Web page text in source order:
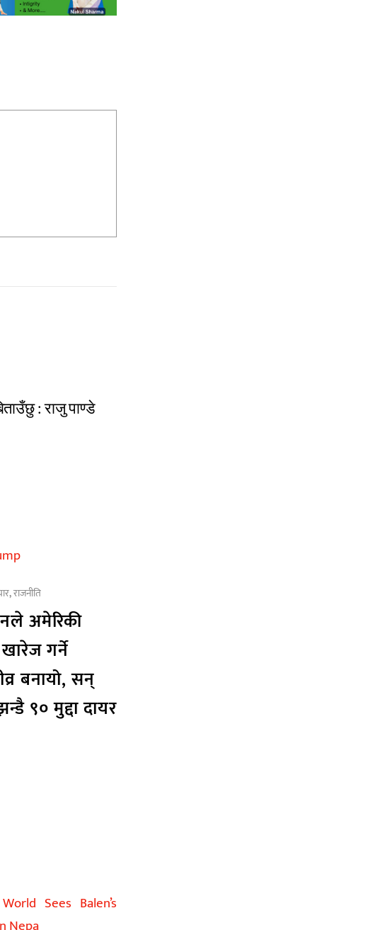
: राजु पाण्डे
,राजनीति
अमेरिकी
गर्ने
बनायो, सन्
९० मुद्दा दायर